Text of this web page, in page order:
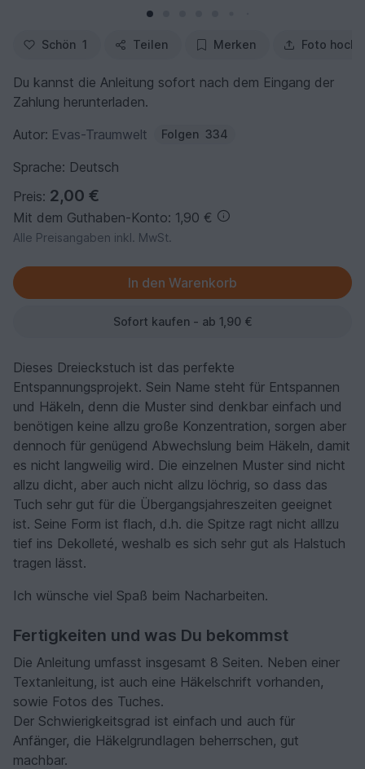
Schön 1 Teilen Merken Foto
Du kannst die Anleitung sofort nach dem Eingang der
Zahlung herunterladen.
Autor: Evas-Traumwelt Folgen 334
Sprache: Deutsch
Preis: 2,00 €
Mit dem Guthaben-Konto: 1,90 €
Alle Preisangaben inkl. MwSt.
Sofort kaufen - ab 1,90 €
Dieses Dreieckstuch ist das perfekte
Entspannungsprojekt. Sein Name steht für Entspannen
und Häkeln, denn die Muster sind denkbar einfach und
benötigen keine allzu große Konzentration, sorgen aber
dennoch für genügend Abwechslung beim Häkeln, damit
es nicht langweilig wird. Die einzelnen Muster sind nicht
allzu dicht, aber auch nicht allzu löchrig, so dass das
Tuch sehr gut für die Übergangsjahreszeiten geeignet
ist. Seine Form ist flach, d.h. die Spitze ragt nicht alllzu
tief ins Dekolleté, weshalb es sich sehr gut als Halstuch
tragen lässt.
Ich wünsche viel Spaß beim Nacharbeiten.
Fertigkeiten und was Du bekommst
Die Anleitung umfasst insgesamt 8 Seiten. Neben einer
Textanleitung, ist auch eine Häkelschrift vorhanden,
sowie Fotos des Tuches.
Der Schwierigkeitsgrad ist einfach und auch für
Anfänger, die Häkelgrundlagen beherrschen, gut
machbar.